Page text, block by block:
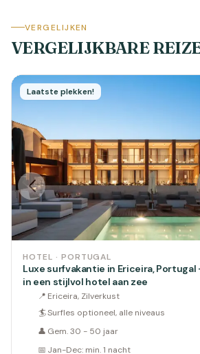
VERGELIJKEN
VERGELIJKBARE
Laatste plekken!
HOTEL · PORTUGAL
Luxe surfvakantie in Ericeira, Portugal
in een stijlvol hotel aan zee
📍 Ericeira, Zilverkust
🏄Surfles optioneel, alle niveaus
👤 Gem. 30 - 50 jaar
📅 Jan-Dec: min. 1 nacht